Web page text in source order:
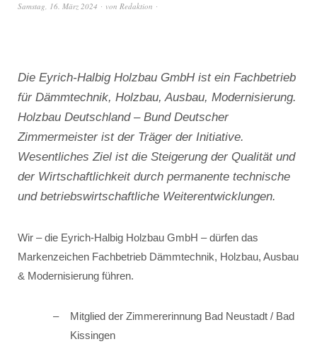
Samstag, 16. März 2024 von Redaktion
Die Eyrich-Halbig Holzbau GmbH ist ein Fachbetrieb
für Dämmtechnik, Holzbau, Ausbau, Modernisierung.
Holzbau Deutschland – Bund Deutscher
Zimmermeister ist der Träger der Initiative.
Wesentliches Ziel ist die Steigerung der Qualität und
der Wirtschaftlichkeit durch permanente technische
und betriebswirtschaftliche Weiterentwicklungen.
Wir – die Eyrich-Halbig Holzbau GmbH – dürfen das
Markenzeichen Fachbetrieb Dämmtechnik, Holzbau, Ausbau
& Modernisierung führen.
Mitglied der Zimmererinnung Bad Neustadt / Bad
Kissingen